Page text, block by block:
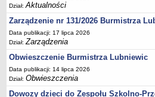
Fundacje i Stowarzyszenia
Pomoc publiczna
Budżet obywatelski
Majątek jednostek podległych
Koszt wychowania przedszkolnego
Stawki czynszów najmu lokali
Dział:Aktualności
Zarządzenie nr 131/2026 Burmistrza
Data publikacji: 17 lipca 2026
Dział:Zarządzenia
Obwieszczenie Burmistrza Lubniewic
Data publikacji: 14 lipca 2026
Dział:Obwieszczenia
Dowozy dzieci do Zespołu Szkolno-